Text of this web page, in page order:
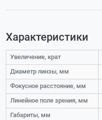
Характеристики
Увеличение, крат
Диаметр линзы, мм
Фокусное расстояние, мм
Линейное поле зрения, мм
Габариты, мм